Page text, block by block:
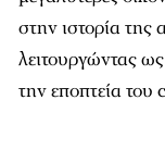
στην ιστορία
λειτουργώντας
την εποπτεία